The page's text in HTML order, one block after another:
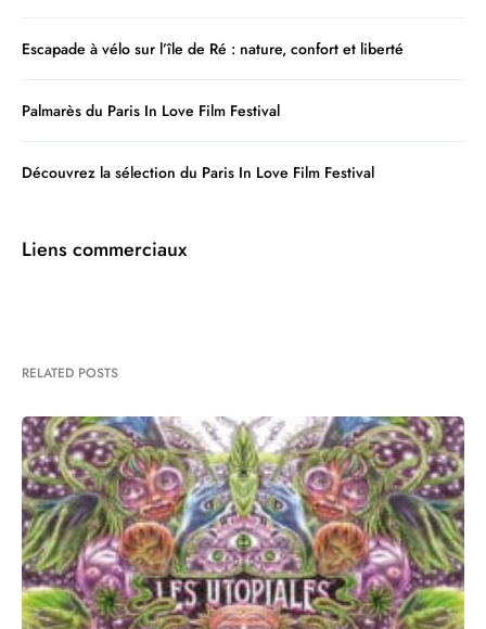
Escapade à vélo sur l’île de Ré : nature, confort et liberté
Palmarès du Paris In Love Film Festival
Découvrez la sélection du Paris In Love Film Festival
Liens commerciaux
RELATED POSTS